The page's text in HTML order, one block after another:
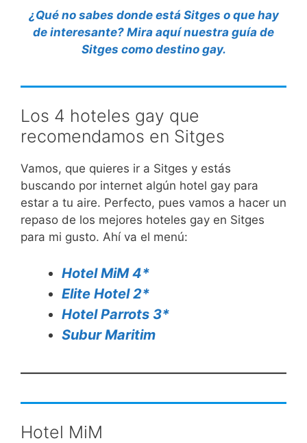
¿Qué no sabes donde está Sitges o que hay
de interesante? Mira aquí nuestra guía de
Sitges como destino gay.
Los 4 hoteles gay que
recomendamos en Sitges
Vamos, que quieres ir a Sitges y estás
buscando por internet algún hotel gay para
estar a tu aire. Perfecto, pues vamos a hacer un
repaso de los mejores hoteles gay en Sitges
para mi gusto. Ahí va el menú:
Hotel MiM 4*
Elite Hotel 2*
Hotel Parrots 3*
Subur Maritim
Hotel MiM